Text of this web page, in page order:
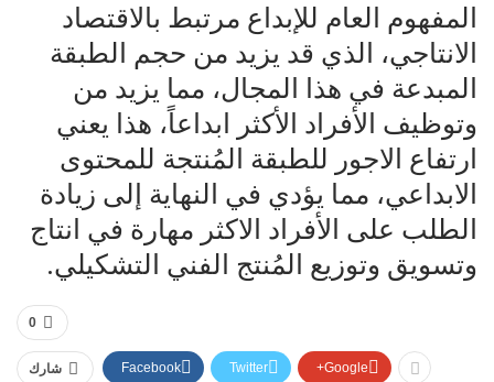
المفهوم العام للإبداع مرتبط بالاقتصاد
الانتاجي، الذي قد يزيد من حجم الطبقة
المبدعة في هذا المجال، مما يزيد من
وتوظيف الأفراد الأكثر ابداعاً، هذا يعني
ارتفاع الاجور للطبقة المُنتجة للمحتوى
الابداعي، مما يؤدي في النهاية إلى زيادة
الطلب على الأفراد الاكثر مهارة في انتاج
وتسويق وتوزيع المُنتج الفني التشكيلي.
0
شارك Facebook Twitter Google+